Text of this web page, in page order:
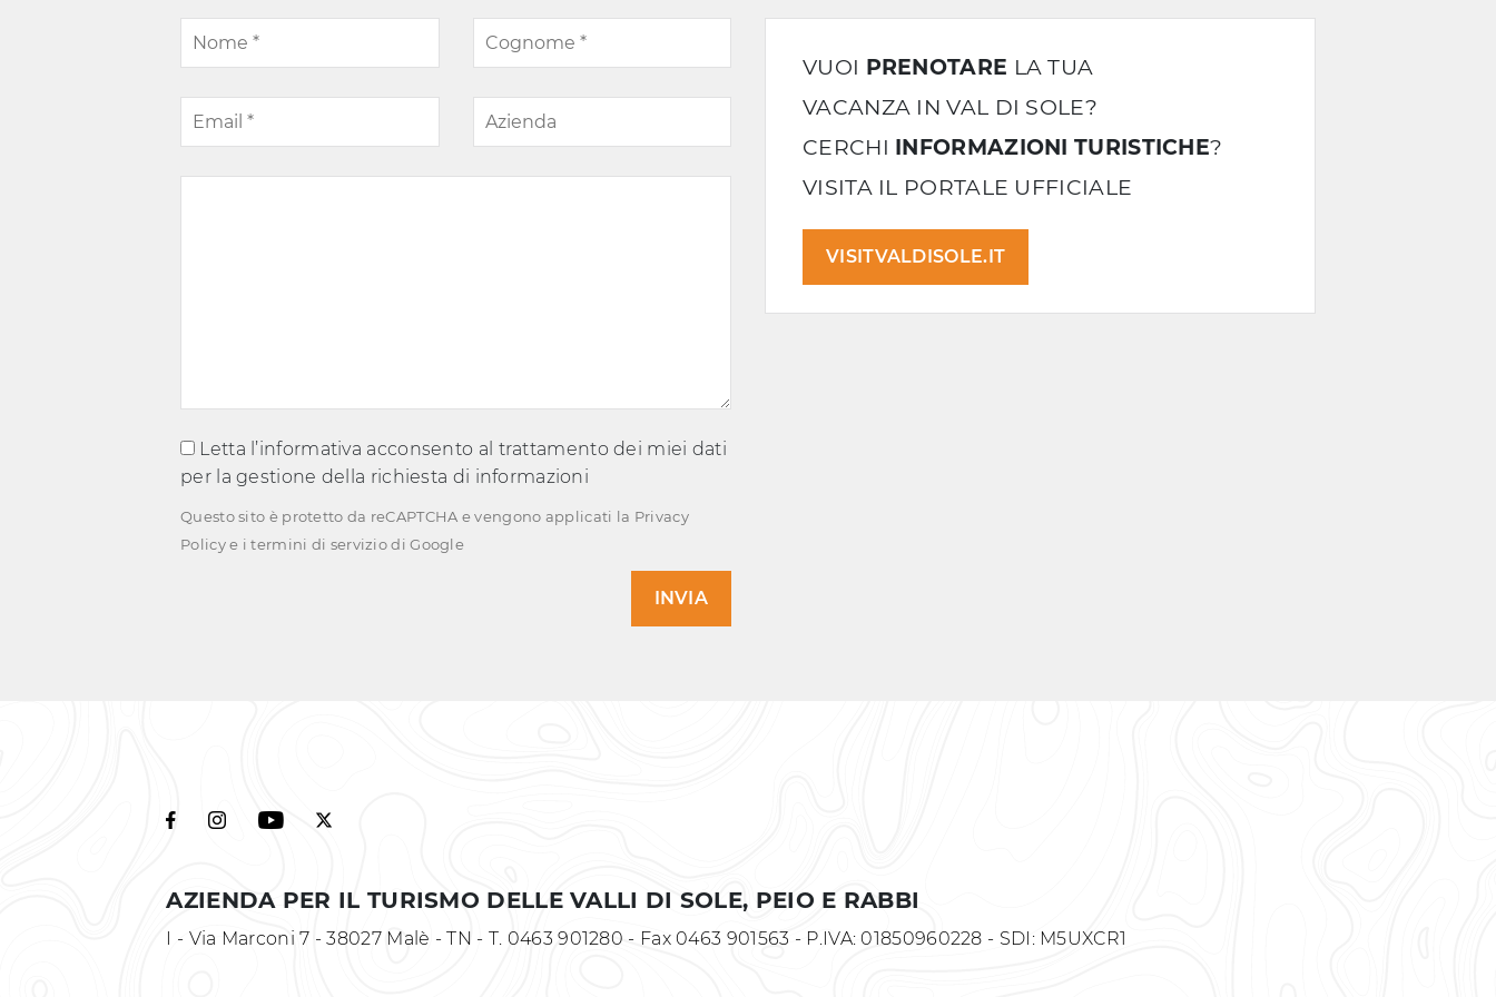
Letta l’informativa acconsento al trattamento dei miei dati
per la gestione della richiesta di informazioni
Questo sito è protetto da reCAPTCHA e vengono applicati la Privacy
Policye itermini di servizio di Google
INVIA
VUOI PRENOTARE LA TUA
VACANZA IN VAL DI SOLE?
CERCHI INFORMAZIONI TURISTICHE?
VISITA IL PORTALE UFFICIALE
VISITVALDISOLE.IT
AZIENDA PER IL TURISMO DELLE VALLI DI SOLE, PEIO E RABBI
I - Via Marconi 7 - 38027 Malè - TN - T. 0463 901280 - Fax 0463 901563 - P.IVA: 01850960228 - SDI: M5UXCR1